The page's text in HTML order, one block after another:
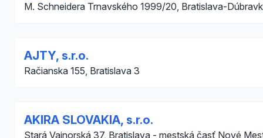
M. Schneidera Trnavského 1999/20, Bratislava-
AJTY, s.r.o.
Račianska 155, Bratislava 3
AKIRA SLOVAKIA, s.r.o.
Stará Vajnorská 37, Bratislava - mestská časť Nové